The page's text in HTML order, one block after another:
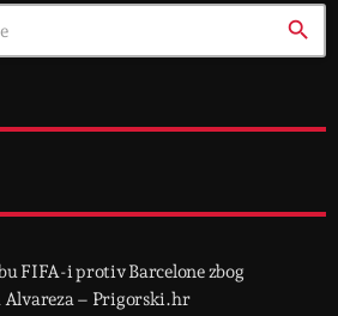
search
FIFA-i protiv Barcelone zbog
Alvareza – Prigorski.hr